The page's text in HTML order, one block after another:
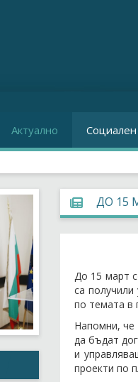
Актуално
ДО 15
До 15 март
са
по темата в
Напомни, че
да бъдат
и
проекти по